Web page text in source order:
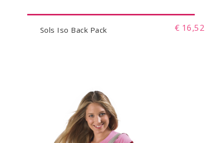
Sols Iso Back Pack € 16,52